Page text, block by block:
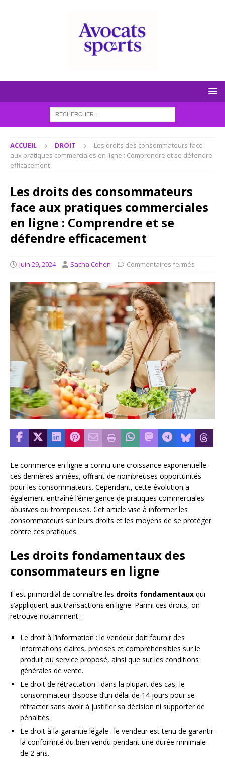
ACCUEIL DROIT
Les droits des consommateurs face
aux pratiques commerciales en ligne : Comprendre et se défendre
efficacement
Les droits des consommateurs
face aux pratiques commerciales
en ligne : Comprendre et se
défendre efficacement
juin 29, 2024 Sacha Cohen Commentaires fermés
Le commerce en ligne a connu une croissance exponentielle
ces dernières années, offrant de nombreuses opportunités
pour les consommateurs. Cependant, cette évolution a
également entraîné l’émergence de pratiques commerciales
abusives ou trompeuses. Cet article vise à informer les
consommateurs sur leurs droits et les moyens de se protéger
contre ces pratiques.
Les droits fondamentaux des
consommateurs en ligne
Il est primordial de connaître les droits fondamentaux qui
s’appliquent aux transactions en ligne. Parmi ces droits, on
retrouve notamment :
Le droit à l’information : le vendeur doit fournir des
informations claires, précises et compréhensibles sur le
produit ou service proposé, ainsi que sur les conditions
générales de vente.
Le droit de rétractation : dans la plupart des cas, le
consommateur dispose d’un délai de 14 jours pour se
rétracter sans avoir à justifier sa décision ni supporter de
pénalités.
Le droit à la garantie légale : le vendeur est tenu de garantir
la conformité du bien vendu pendant une durée minimale
de 2 ans.